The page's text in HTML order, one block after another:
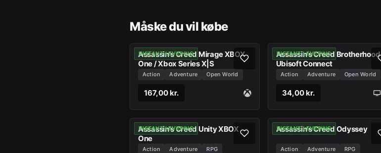
Måske du vil købe
INSTANT LEVERING
Assassin's Creed Mirage XBOX
One / Xbox Series X|S
Action Adventure Open World
167,00 kr.
INSTANT LEVERING
Assassin's Creed Brotherhood
Ubisoft Connect
Action Adventure Open World
34,00 kr.
INSTANT LEVERING
Assassin's Creed Unity XBOX
One
Action Adventure RPG
INSTANT LEVERING
Assassin's Creed Odyssey
Action Adventure RPG